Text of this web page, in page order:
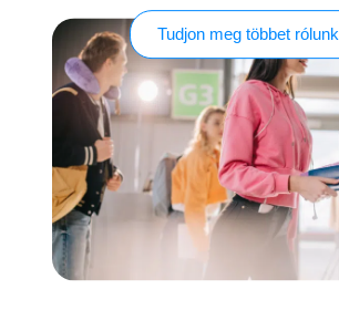
Tudjon meg többet rólunk